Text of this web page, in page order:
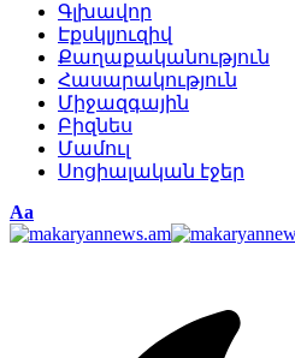
Գլխավոր
Էքսկլյուզիվ
Քաղաքականություն
Հասարակություն
Միջազգային
Բիզնես
Մամուլ
Սոցիալական էջեր
Изменение
размера
Аа